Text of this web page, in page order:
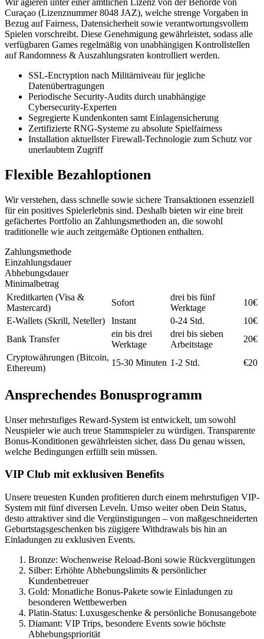
Wir agieren unter einer amtlichen Lizenz von der Behörde von
Curaçao (Lizenznummer 8048 JAZ), welche strenge Vorgaben in
Bezug auf Fairness, Datensicherheit sowie verantwortungsvollem
Spielen vorschreibt. Diese Genehmigung gewährleistet, sodass alle
verfügbaren Games regelmäßig von unabhängigen Kontrollstellen
auf Randomness & Auszahlungsraten kontrolliert werden.
SSL-Encryption nach Militärniveau für jegliche
Datenübertragungen
Periodische Security-Audits durch unabhängige
Cybersecurity-Experten
Segregierte Kundenkonten samt Einlagensicherung
Zertifizierte RNG-Systeme zu absolute Spielfairness
Installation aktuellster Firewall-Technologie zum Schutz vor
unerlaubtem Zugriff
Flexible Bezahloptionen
Wir verstehen, dass schnelle sowie sichere Transaktionen essenziell
für ein positives Spielerlebnis sind. Deshalb bieten wir eine breit
gefächertes Portfolio an Zahlungsmethoden an, die sowohl
traditionelle wie auch zeitgemäße Optionen enthalten.
Zahlungsmethode
Einzahlungsdauer
Abhebungsdauer
Minimalbetrag
Kreditkarten (Visa &
Mastercard)
Sofort
drei bis fünf
Werktage
10€
E-Wallets (Skrill, Neteller)
Instant 0-24 Std.
10€
Bank Transfer
ein bis drei
Werktage
drei bis sieben
Arbeitstage
20€
Cryptowährungen (Bitcoin,
Ethereum)
15-30 Minuten 1-2 Std. €20
Ansprechendes Bonusprogramm
Unser mehrstufiges Reward-System ist entwickelt, um sowohl
Neuspieler wie auch treue Stammspieler zu würdigen. Transparente
Bonus-Konditionen gewährleisten sicher, dass Du genau wissen,
welche Bedingungen erfüllt sein müssen.
VIP Club mit exklusiven Benefits
Unsere treuesten Kunden profitieren durch einem mehrstufigen VIP-
System mit fünf diversen Leveln. Umso weiter oben Dein Status,
desto attraktiver sind die Vergünstigungen – von maßgeschneiderten
Geburtstagsgeschenken bis zügigere Withdrawals bis hin an
Einladungen zu exklusiven Events.
Bronze: Wochenweise Reload-Boni sowie Rückvergütungen
Silber: Erhöhte Abhebungslimits & persönlicher
Kundenbetreuer
Gold: Monatliche Bonus-Pakete sowie Einladungen zu
besonderen Wettbewerben
Platin-Status: Luxusgeschenke & persönliche Bonusangebote
Diamant: VIP Trips, besondere Events sowie höchste
Abhebungspriorität